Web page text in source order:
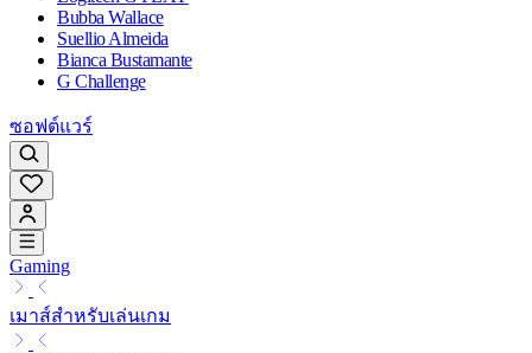
Bubba Wallace
Suellio Almeida
Bianca Bustamante
G Challenge
ซอฟต์แวร์
Gaming
เมาส์สำหรับเล่นเกม